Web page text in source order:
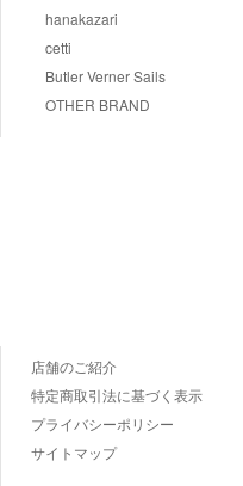
hanakazari
cetti
Butler Verner Sails
OTHER BRAND
店舗のご紹介
特定商取引法に基づく表示
プライバシーポリシー
サイトマップ